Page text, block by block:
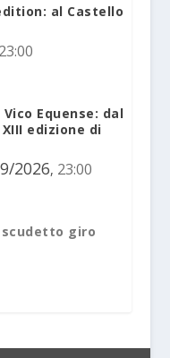
al Castello
23:00
Equense: dal
edizione di
2026, 23:00
giro